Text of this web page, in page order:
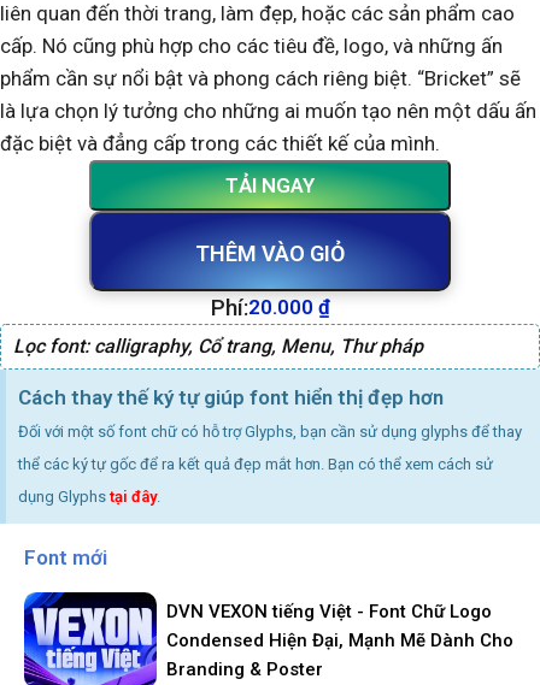
liên quan đến thời trang, làm đẹp, hoặc các sản phẩm cao
cấp. Nó cũng phù hợp cho các tiêu đề, logo, và những ấn
phẩm cần sự nổi bật và phong cách riêng biệt. “Bricket” sẽ
là lựa chọn lý tưởng cho những ai muốn tạo nên một dấu ấn
đặc biệt và đẳng cấp trong các thiết kế của mình.
THÊM VÀO GIỎ
TẢI NGAY
Phí:20.000 ₫
Lọc font: calligraphy, Cổ trang, Menu, Thư pháp
Cách thay thế ký tự giúp font hiển thị đẹp hơn
Đối với một số font chữ có hỗ trợ Glyphs, bạn cần sử dụng glyphs để thay
thể các ký tự gốc để ra kết quả đẹp mắt hơn. Bạn có thể xem cách sử
dụng Glyphs tại đây.
Font mới
DVN VEXON tiếng Việt - Font Chữ Logo
Condensed Hiện Đại, Mạnh Mẽ Dành Cho
Branding & Poster